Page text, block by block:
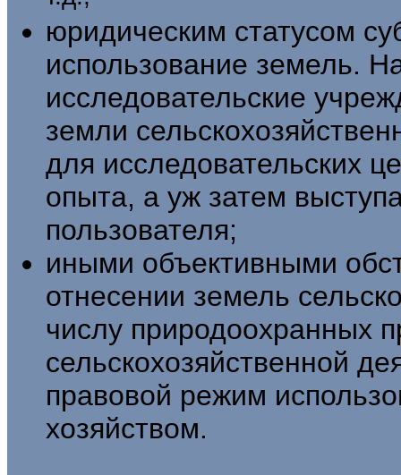
юридическим статусом
использова­ние земель.
исследовательские
земли
для исследовательских
опыта, а уж за­тем
пользователя;
иными объективными
отнесении зе­мель
числу природоохранных
сельскохозяйственной
правовой режим
хозяйством.